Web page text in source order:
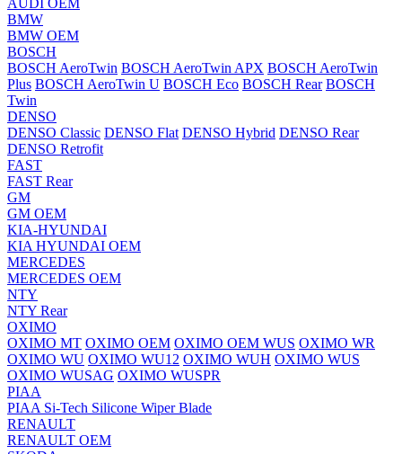
AUDI OEM
BMW
BMW OEM
BOSCH
BOSCH AeroTwin BOSCH AeroTwin APX BOSCH AeroTwin
Plus BOSCH AeroTwin U BOSCH Eco BOSCH Rear BOSCH
Twin
DENSO
DENSO Classic DENSO Flat DENSO Hybrid DENSO Rear
DENSO Retrofit
FAST
FAST Rear
GM
GM OEM
KIA-HYUNDAI
KIA HYUNDAI OEM
MERCEDES
MERCEDES OEM
NTY
NTY Rear
OXIMO
OXIMO MT OXIMO OEM OXIMO OEM WUS OXIMO WR
OXIMO WU OXIMO WU12 OXIMO WUH OXIMO WUS
OXIMO WUSAG OXIMO WUSPR
PIAA
PIAA Si-Tech Silicone Wiper Blade
RENAULT
RENAULT OEM